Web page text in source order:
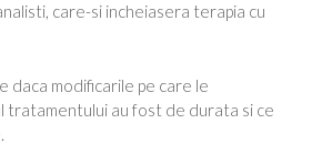
care-si incheiasera terapia cu
daca modificarile pe care le
tratamentului au fost de durata si ce